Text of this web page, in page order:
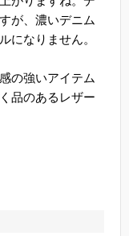
が、濃いデニム
になりません。
の強いアイテム
品のあるレザー